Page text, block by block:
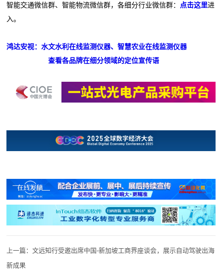
智能交通微信群、智能物流微信群，各细分行业微信群： 点击这里进
入。
鸿达安视：水文水利在线监测仪器、智慧农业在线监测仪器
查看各品牌在细分领域的定位宣传语
上一篇：文远知行受邀出席中国-新加坡工商界座谈会，展示自动驾驶出海
新成果